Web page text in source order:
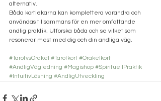
alternativ.
Båda kortlekarna kan komplettera varandra och
användas tillsammans för en mer omfattande
andlig praktik. Utforska båda och se vilket som
resonerar mest med dig och din andliga väg.
#TarotvsOrakel #Tarotkort #Orakelkort
#AndligVägledning #Magishop #SpirituellPraktik
#IntuitivLäsning #AndligUtveckling